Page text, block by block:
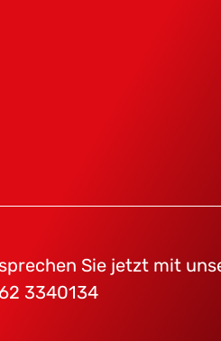
Sie jetzt mit
3340134